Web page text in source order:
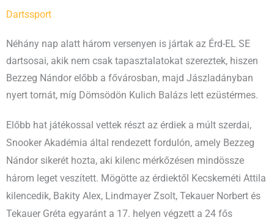
Dartssport
Néhány nap alatt három versenyen is jártak az Érd-EL SE
dartsosai, akik nem csak tapasztalatokat szereztek, hiszen
Bezzeg Nándor előbb a fővárosban, majd Jászladányban
nyert tornát, míg Dömsödön Kulich Balázs lett ezüstérmes.
Előbb hat játékossal vettek részt az érdiek a múlt szerdai,
Snooker Akadémia által rendezett fordulón, amely Bezzeg
Nándor sikerét hozta, aki kilenc mérkőzésen mindössze
három leget veszített. Mögötte az érdiektől Kecskeméti Attila
kilencedik, Bakity Alex, Lindmayer Zsolt, Tekauer Norbert és
Tekauer Gréta egyaránt a 17. helyen végzett a 24 fős